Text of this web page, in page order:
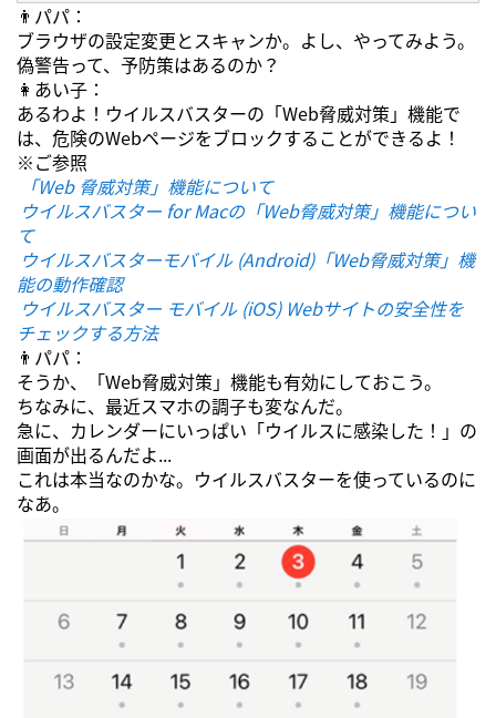
👨パパ：
ブラウザの設定変更とスキャンか。よし、やってみよう。
偽警告って、予防策はあるのか？
👩あい子：
あるわよ！ウイルスバスターの「Web脅威対策」機能で
は、危険のWebページをブロックすることができるよ！
※ご参照
「Web 脅威対策」機能について
ウイルスバスター for Macの「Web脅威対策」機能につい
て
ウイルスバスターモバイル (Android)「Web脅威対策」機
能の動作確認
ウイルスバスター モバイル (iOS) Webサイトの安全性を
チェックする方法
👨パパ：
そうか、「Web脅威対策」機能も有効にしておこう。
ちなみに、最近スマホの調子も変なんだ。
急に、カレンダーにいっぱい「ウイルスに感染した！」の
画面が出るんだよ...
これは本当なのかな。ウイルスバスターを使っているのに
なあ。